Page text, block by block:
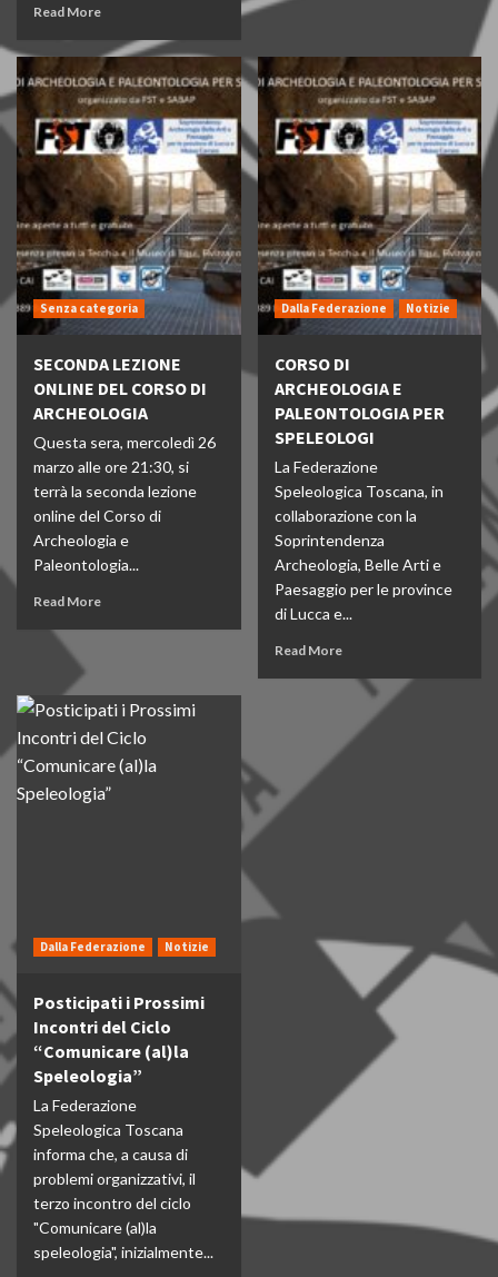
Read More
Senza categoria
SECONDA LEZIONE
ONLINE DEL CORSO DI
ARCHEOLOGIA
Questa sera, mercoledì 26
marzo alle ore 21:30, si
terrà la seconda lezione
online del Corso di
Archeologia e
Paleontologia...
Read More
Dalla Federazione Notizie
CORSO DI
ARCHEOLOGIA E
PALEONTOLOGIA PER
SPELEOLOGI
La Federazione
Speleologica Toscana, in
collaborazione con la
Soprintendenza
Archeologia, Belle Arti e
Paesaggio per le province
di Lucca e...
Read More
Dalla Federazione Notizie
Posticipati i Prossimi
Incontri del Ciclo
“Comunicare (al)la
Speleologia”
La Federazione
Speleologica Toscana
informa che, a causa di
problemi organizzativi, il
terzo incontro del ciclo
"Comunicare (al)la
speleologia", inizialmente...